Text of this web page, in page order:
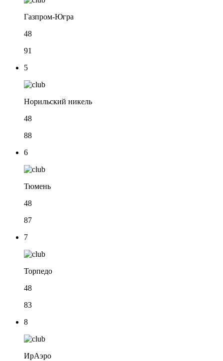
Газпром-Югра
48
91
5
Норильский никель
48
88
6
Тюмень
48
87
7
Торпедо
48
83
8
ИрАэро